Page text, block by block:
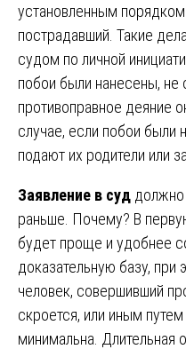
установленным
пострадавший. Такие
судом по личной
побои были нанесены, не
противоправное деяние
случае, если побои были
подают их родители или
Заявление в суд
раньше. Почему? В
будет проще и удобнее
доказательную базу, при
человек, совершивший
скроется, или иным
минимальна. Длительная